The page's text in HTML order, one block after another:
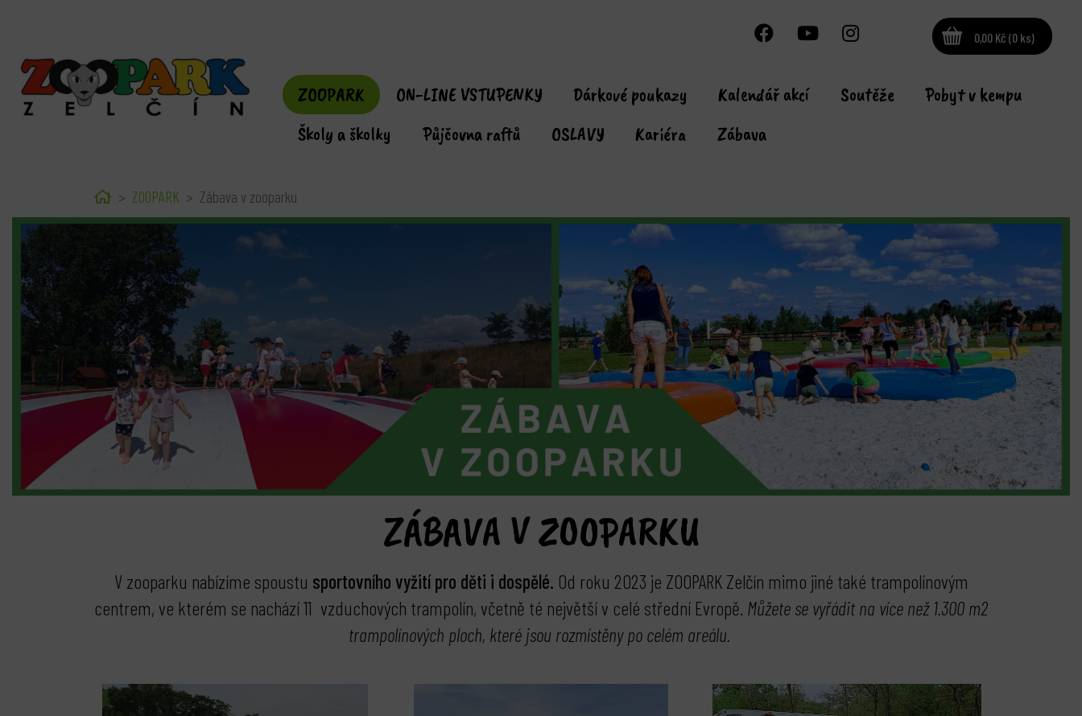
0,00 Kč (0 ks)
ZOOPARK ON-LINE VSTUPENKY Dárkové poukazy Kalendář akcí Soutěže
Pobyt v kempu
Školy a školky
Půjčovna raftů OSLAVY Kariéra Zábava
HomeZOOPARK Zábava v zooparku
ZÁBAVA V ZOOPARKU
V zooparku nabízíme spoustu sportovního vyžití pro děti i dospělé. Od roku 2023 je ZOOPARK Zelčín mimo jiné také trampolínovým
centrem, ve kterém se nachází 11 vzduchových trampolín, včetně té největší v celé střední Evropě. Můžete se vyřádit na více než 1.300 m2
trampolínových ploch, které jsou rozmístěny po celém areálu.